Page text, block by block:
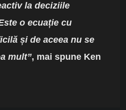
la deciziile
o ecuație cu
și de aceea nu se
mult”, mai spune Ken